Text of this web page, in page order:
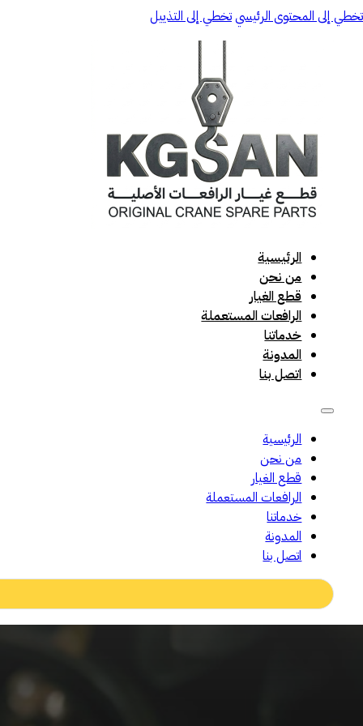
تخطي إلى المحتوى الرئيسيتخطي إلى التذييل
الرئيسية
من نحن
قطع الغيار
الرافعات المستعملة
خدماتنا
المدونة
اتصل بنا
الرئيسية
من نحن
قطع الغيار
الرافعات المستعملة
خدماتنا
المدونة
اتصل بنا
Search
...